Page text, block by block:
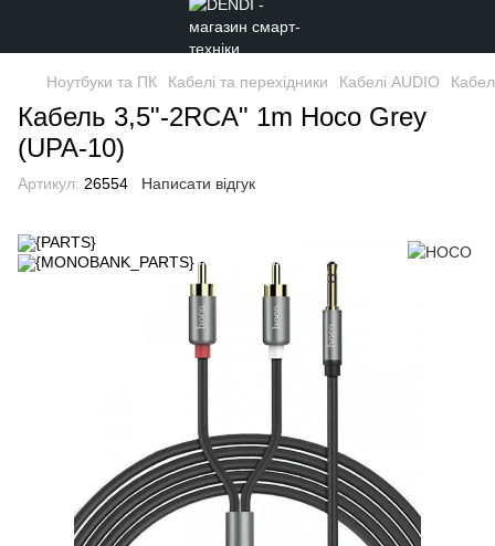
Ноутбуки та ПК Кабелі та перехідники Кабелі AUDIO
Кабель 3,5"-2RCA" 1m Hoco Grey
(UPA-10)
Артикул: 26554 Написати відгук